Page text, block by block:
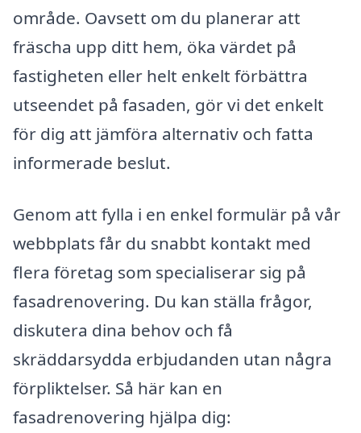
område. Oavsett om du planerar att
fräscha upp ditt hem, öka värdet på
fastigheten eller helt enkelt förbättra
utseendet på fasaden, gör vi det enkelt
för dig att jämföra alternativ och fatta
informerade beslut.
Genom att fylla i en enkel formulär på vår
webbplats får du snabbt kontakt med
flera företag som specialiserar sig på
fasadrenovering. Du kan ställa frågor,
diskutera dina behov och få
skräddarsydda erbjudanden utan några
förpliktelser. Så här kan en
fasadrenovering hjälpa dig: